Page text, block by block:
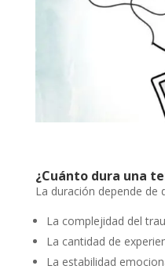
¿Cuánto dura una
La duración depende de
La complejidad del
La cantidad de
La estabilidad